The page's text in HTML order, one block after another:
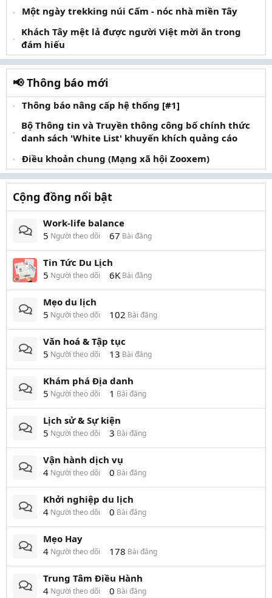
Một ngày trekking núi Cấm - nóc nhà miền Tây
Khách Tây mệt lả được người Việt mời ăn trong
đám hiếu
📢 Thông báo mới
Thông báo nâng cấp hệ thống [#1]
Bộ Thông tin và Truyền thông công bố chính thức
danh sách 'White List' khuyến khích quảng cáo
Điều khoản chung (Mạng xã hội Zooxem)
Cộng đồng nổi bật
Work-life balance
5 Người theo dõi 67 Bài đăng
Tin Tức Du Lịch
5 Người theo dõi 6K Bài đăng
Mẹo du lịch
5 Người theo dõi 102 Bài đăng
Văn hoá & Tập tục
5 Người theo dõi 13 Bài đăng
Khám phá Địa danh
5 Người theo dõi 1 Bài đăng
Lịch sử & Sự kiện
5 Người theo dõi 3 Bài đăng
Vận hành dịch vụ
4 Người theo dõi 0 Bài đăng
Khởi nghiệp du lịch
4 Người theo dõi 0 Bài đăng
Mẹo Hay
4 Người theo dõi 178 Bài đăng
Trung Tâm Điều Hành
4 Người theo dõi 0 Bài đăng